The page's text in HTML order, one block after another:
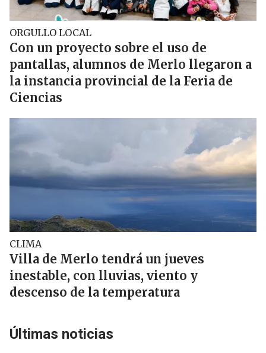
ORGULLO LOCAL
Con un proyecto sobre el uso de
pantallas, alumnos de Merlo llegaron a
la instancia provincial de la Feria de
Ciencias
CLIMA
Villa de Merlo tendrá un jueves
inestable, con lluvias, viento y
descenso de la temperatura
Últimas noticias